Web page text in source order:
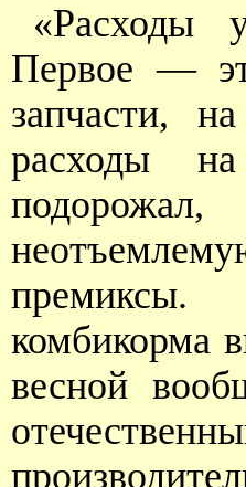
«Расходы
Первое —
запчасти,
расходы
комбикорма
весной